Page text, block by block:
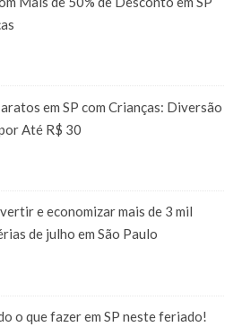
em SP com Crianças: Diversão
Até R$ 30
e economizar mais de 3 mil
de julho em São Paulo
o que fazer em SP neste feriado!